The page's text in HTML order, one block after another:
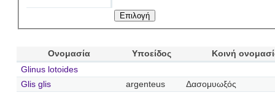
Ονομασία Υποείδος
Κοινή
Glinus lotoides
Glis glis
argenteus
Δασομυωξός